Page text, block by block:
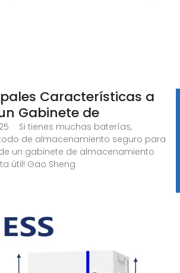
Características a
Gabinete de
· Si tienes muchas baterías,
de almacenamiento seguro para
un gabinete de almacenamiento
útil! Gao Sheng